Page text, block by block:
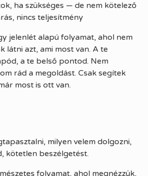
ha szükséges — de nem kötelező
nincs teljesítmény
jelenlét alapú folyamat, ahol nem
látni azt, ami most van. A te
a te belső pontod. Nem
rád a megoldást. Csak segítek
most is ott van.
milyen velem dolgozni,
kötetlen beszélgetést.
folyamat, ahol megnézzük,